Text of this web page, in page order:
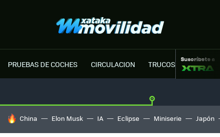
PRUEBAS DE COCHES CIRCULACION TRUCOS MOTOR
Suscríbete a
HOY SE HABLA DE
China Elon Musk IA Eclipse Miniserie Japón